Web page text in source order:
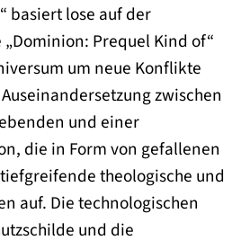
basiert lose auf der
Prequel Kind of“
um neue Konflikte
zwischen
und einer
die in Form von gefallenen
theologische und
auf. Die technologischen
und die